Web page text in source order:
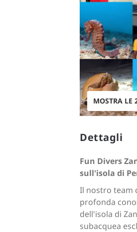
MOSTRA LE
Dettagli
Fun Divers
sull'isola di
Il nostro team
profonda
dell'isola di
subacquea